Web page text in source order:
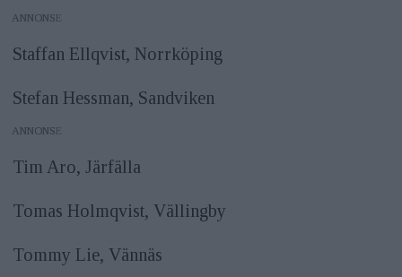
ANNONS
Staffan Ellqvist, Norrköping
Stefan Hessman, Sandviken
ANNONS
Tim Aro, Järfälla
Tomas Holmqvist, Vällingby
Tommy Lie, Vännäs